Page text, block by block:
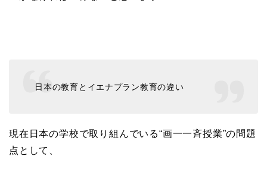
日本の教育とイエナプラン教育の違い
現在日本の学校で取り組んでいる“画一一斉授業”の問題
点として、